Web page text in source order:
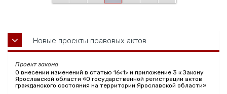
Новые проекты правовых актов
Проект закона
О внесении изменений в статью 16<1> и приложение 3 к Закону
Ярославской области «О государственной регистрации актов
гражданского состояния на территории Ярославской области»